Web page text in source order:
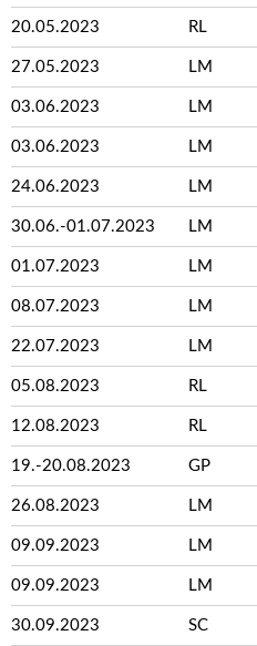
20.05.2023 RL
27.05.2023 LM
03.06.2023 LM
03.06.2023 LM
24.06.2023 LM
30.06.-01.07.2023 LM
01.07.2023 LM
08.07.2023 LM
22.07.2023 LM
05.08.2023 RL
12.08.2023 RL
19.-20.08.2023 GP
26.08.2023 LM
09.09.2023 LM
09.09.2023 LM
30.09.2023 SC